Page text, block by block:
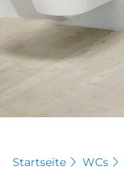
Startseite WCs